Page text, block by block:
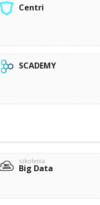
Centri
SCADEMY
szkolenia
Big Data